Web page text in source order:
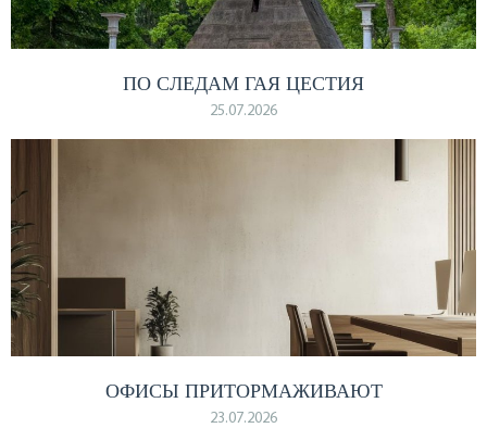
ПО СЛЕДАМ ГАЯ ЦЕСТИЯ
25.07.2026
ОФИСЫ ПРИТОРМАЖИВАЮТ
23.07.2026